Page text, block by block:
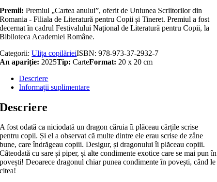
Premii: Premiul „Cartea anului”, oferit de Uniunea Scriitorilor din
Romania - Filiala de Literatură pentru Copii și Tineret. Premiul a fost
decernat în cadrul Festivalului Național de Literatură pentru Copii, la
Bibiloteca Academiei Române.
Categorii:Ulița copilărieiISBN:978-973-37-2932-7
An apariție: 2025Tip: CarteFormat: 20 x 20 cm
Descriere
Informații suplimentare
Descriere
A fost odată ca niciodată un dragon căruia îi plăceau cărțile scrise
pentru copii. Și el a observat că multe dintre ele erau scrise de zâne
bune, care îndrăgeau copiii. Desigur, și dragonului îi plăceau copiii.
Câteodată cu sare și piper, și alte condimente exotice care se mai pun în
povești! Deoarece dragonul chiar punea condimente în povești, când le
citea!